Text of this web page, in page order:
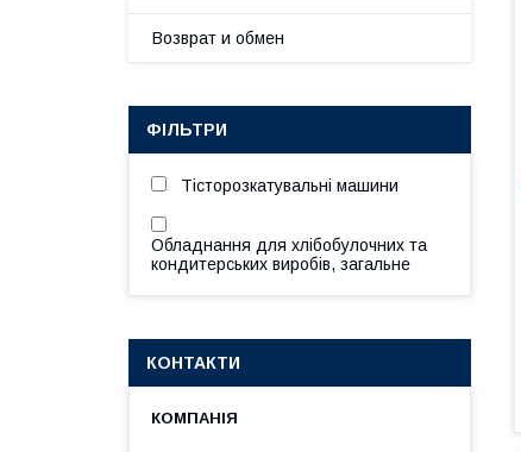
Возврат и обмен
ФІЛЬТРИ
Тісторозкатувальні машини
Обладнання для хлібобулочних та
кондитерських виробів, загальне
КОНТАКТИ